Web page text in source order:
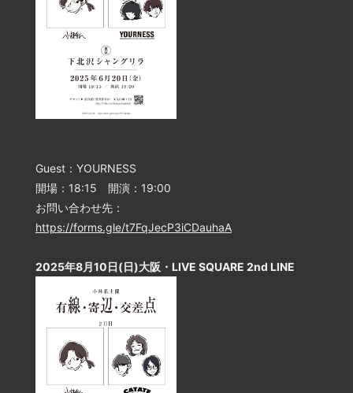
Guest：YOURNESS
開場：18:15 開演：19:00
お問い合わせ先：
https://forms.gle/t7FqJecP3iCDauhaA
2025年8月10日(日)大阪・LIVE SQUARE 2nd LINE